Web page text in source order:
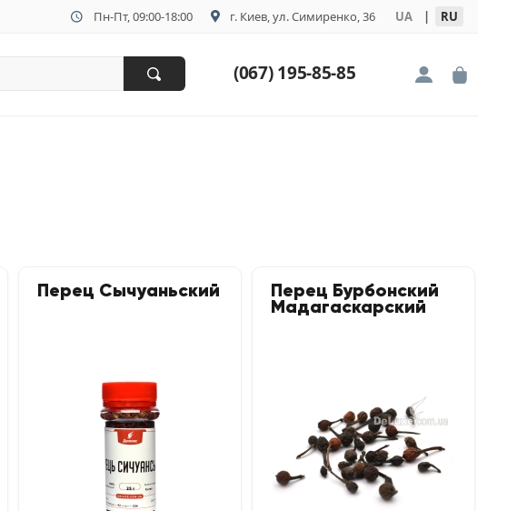
Пн-Пт, 09:00-18:00 г. Киев, ул. Симиренко, 36 UA | RU
(067) 195-85-85
Перец Сычуаньский Перец Бурбонский
Мадагаскарский